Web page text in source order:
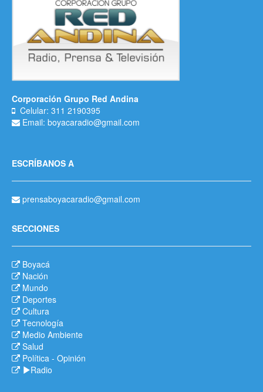
Corporación Grupo Red Andina
Celular: 311 2190395
Email: boyacaradio@gmail.com
ESCRÍBANOS A
prensaboyacaradio@gmail.com
SECCIONES
Boyacá
Nación
Mundo
Deportes
Cultura
Tecnología
Medio Ambiente
Salud
Política - Opinión
Radio